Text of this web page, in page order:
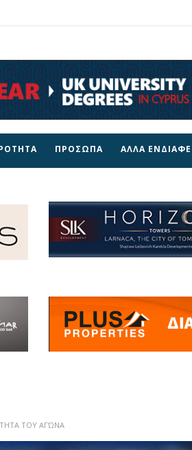
ΠΡΟΣΩΠΑ ΑΛΛΑ
ΤΟΥ ΑΓΏΝΑ